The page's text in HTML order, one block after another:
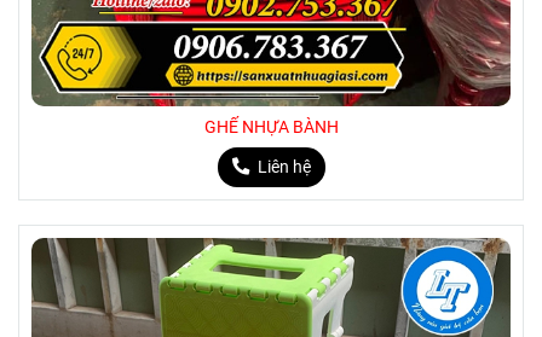
Cam,….
Đóng gói: kiện 5 cái
GHẾ NHỰA BÀNH
Liên hệ